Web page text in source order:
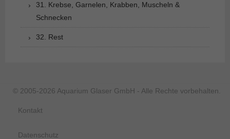
31. Krebse, Garnelen, Krabben, Muscheln &
Schnecken
32. Rest
© 2005-2026 Aquarium Glaser GmbH - Alle Rechte vorbehalten.
Kontakt
Datenschutz